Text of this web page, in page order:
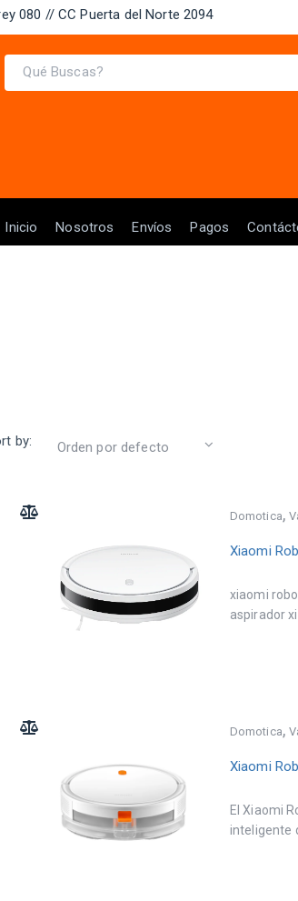
080 // CC Puerta del Norte 2094
Inicio Nosotros Envíos Pagos
by:
Domotica,
Xiaomi
xiaomi
aspirador
Domotica,
Xiaomi
El Xiaomi
inteligente